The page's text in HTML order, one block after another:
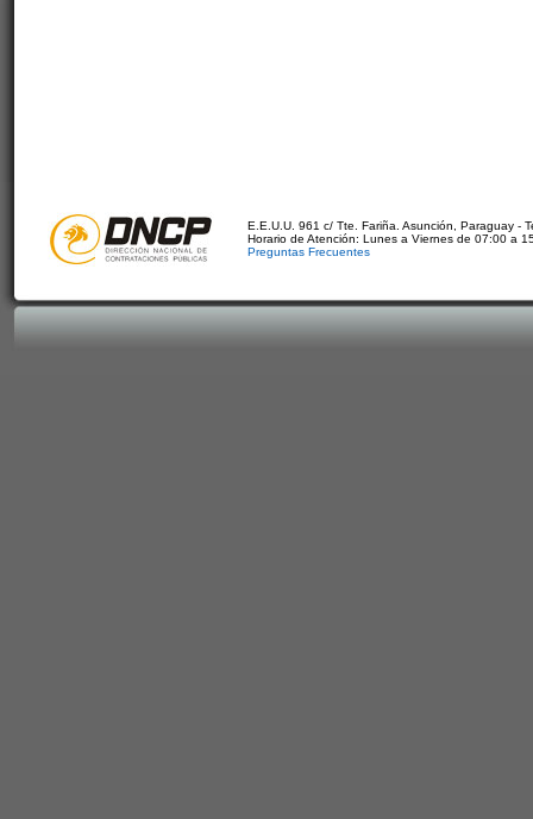
E.E.U.U. 961 c/ Tte. Fariña. Asunción, Paraguay -
Horario de Atención: Lunes a Viernes de 07:00 a
Preguntas Frecuentes